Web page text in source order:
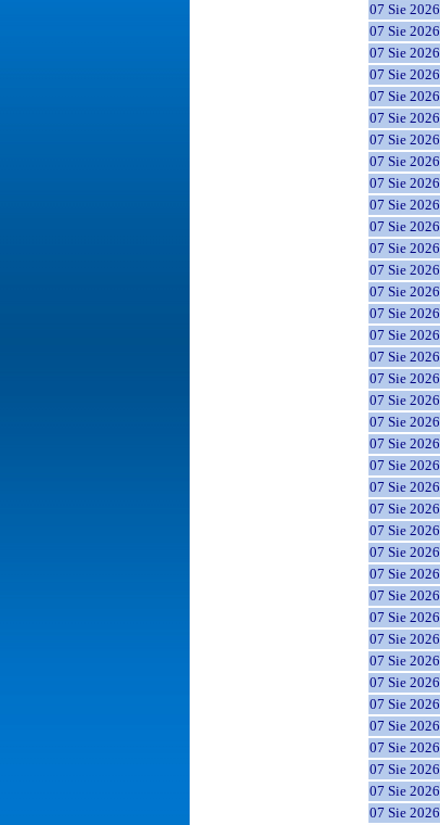
07 Sie 2026
07 Sie 2026
07 Sie 2026
07 Sie 2026
07 Sie 2026
07 Sie 2026
07 Sie 2026
07 Sie 2026
07 Sie 2026
07 Sie 2026
07 Sie 2026
07 Sie 2026
07 Sie 2026
07 Sie 2026
07 Sie 2026
07 Sie 2026
07 Sie 2026
07 Sie 2026
07 Sie 2026
07 Sie 2026
07 Sie 2026
07 Sie 2026
07 Sie 2026
07 Sie 2026
07 Sie 2026
07 Sie 2026
07 Sie 2026
07 Sie 2026
07 Sie 2026
07 Sie 2026
07 Sie 2026
07 Sie 2026
07 Sie 2026
07 Sie 2026
07 Sie 2026
07 Sie 2026
07 Sie 2026
07 Sie 2026